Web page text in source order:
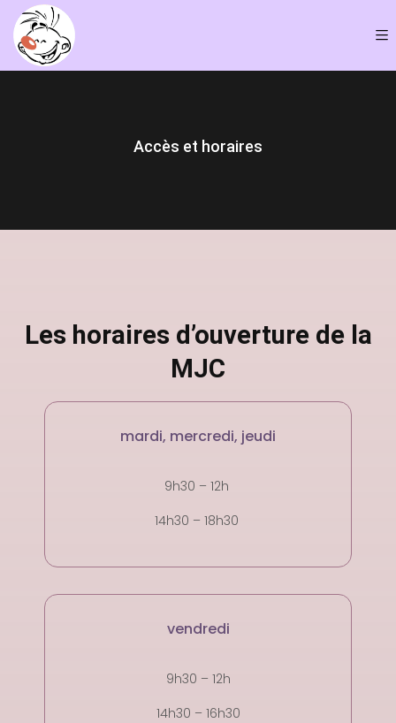
Accès et horaires
Les horaires d’ouverture de la
MJC
mardi, mercredi, jeudi
9h30 – 12h
14h30 – 18h30
vendredi
9h30 – 12h
14h30 – 16h30